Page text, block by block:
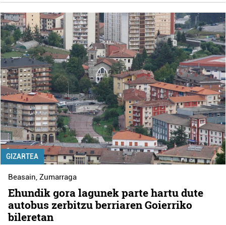
GIZARTEA
Beasain,Zumarraga
Ehundik gora lagunek parte hartu dute
autobus zerbitzu berriaren Goierriko
bileretan